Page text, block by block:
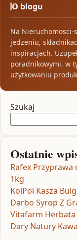
O blogu
Na Nieruchomosci-
jedzeniu,
inspiracjach.
poradnikowymi, w
użytkowaniu
Szukaj
Ostatnie
Rafex
1kg
KolPol Kasza
Darbo Syrop Z
Vitafarm Herbata
Dary Natury